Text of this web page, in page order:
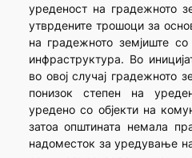
уреденост на градежното
утврдените трошоци за
на градежното земјиште со
инфраструктура. Во
во овој случај градежното
понизок степен на
уредено со објекти на
затоа општината немала
надоместок за уредување